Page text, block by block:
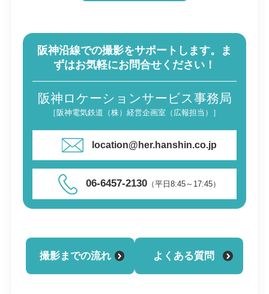
阪神沿線での撮影をサポートします。ま
ずはお気軽にお問合せください！
阪神ロケーションサービス事務局
［阪神電気鉄道（株）経営企画室（広報担当）］
location@her.hanshin.co.jp
06-6457-2130（平日8:45～17:45）
撮影までの流れ よくある質問